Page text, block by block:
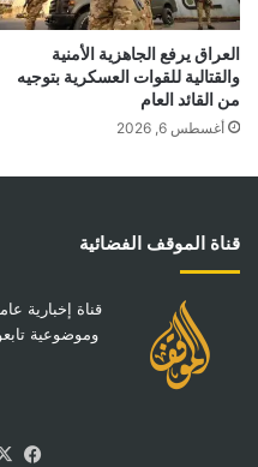
العراق يرفع الجاهزية الأمنية
والقتالية للقوات العسكرية بتوجيه
من القائد العام
أغسطس 6, 2026
قناة الموقف الفضائية
قناة إخبارية